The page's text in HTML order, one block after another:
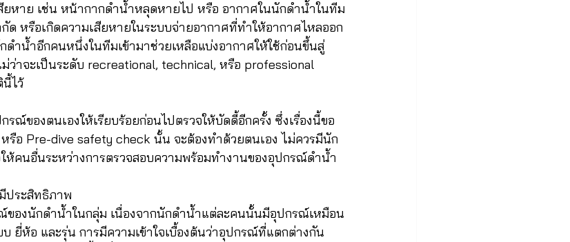
หาย เช่น หน้ากากดำน้ำหลุดหายไป หรือ อากาศในนักดำน้ำในทีม
ด หรือเกิดความเสียหายในระบบจ่ายอากาศที่ทำให้อากาศไหลออก
ำน้ำอีกคนหนึ่งในทีมเข้ามาช่วยเหลือแบ่งอากาศให้ใช้ก่อนขึ้นสู่
ว่าจะเป็นระดับ recreational, technical, หรือ professional
ไว้
ณ์ของตนเองให้เรียบร้อยก่อนไปตรวจให้บัดดี้อีกครั้ง ซึ่งเรื่องนี้ขอ
รือ Pre-dive safety check นั้น จะต้องทำด้วยตนเอง ไม่ควรมีนัก
ห้คนอื่นระหว่างการตรวจสอบความพร้อมทำงานของอุปกรณ์ดำน้ำ
ประสิทธิภาพ
ของนักดำน้ำในกลุ่ม เนื่องจากนักดำน้ำแต่ละคนนั้นมีอุปกรณ์เหมือน
ยี่ห้อ และรุ่น การมีความเข้าใจเบื้องต้นว่าอุปกรณ์ที่แตกต่างกัน